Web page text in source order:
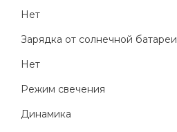
Нет
Зарядка от солнечной батареи
Нет
Режим свечения
Динамика